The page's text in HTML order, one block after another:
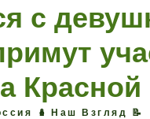
с
🪆 Наш Взгляд 📝